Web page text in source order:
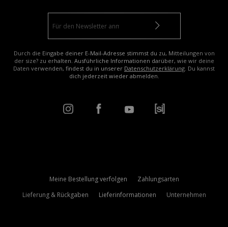
Durch die Eingabe deiner E-Mail-Adresse stimmst du zu, Mitteilungen von
der size? zu erhalten. Ausführliche Informationen darüber, wie wir deine
Daten verwenden, findest du in unserer Datenschutzerklärung. Du kannst
dich jederzeit wieder abmelden.
Meine Bestellung verfolgen
Zahlungsarten
Lieferung & Rückgaben
Lieferinformationen Unternehmen